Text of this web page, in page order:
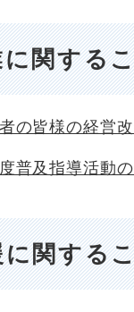
関する
の皆様の経営
普及指導活動
関する